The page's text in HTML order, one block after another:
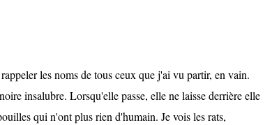
les noms de tous ceux que j'ai vu partir, en vain.
insalubre. Lorsqu'elle passe, elle ne laisse derrière elle
qui n'ont plus rien d'humain. Je vois les rats,